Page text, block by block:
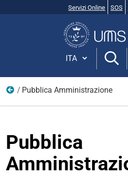
Servizi Online SOS
Cambia lingua
Corsi di Formazione
Pubblica Amministrazione
Pubblica